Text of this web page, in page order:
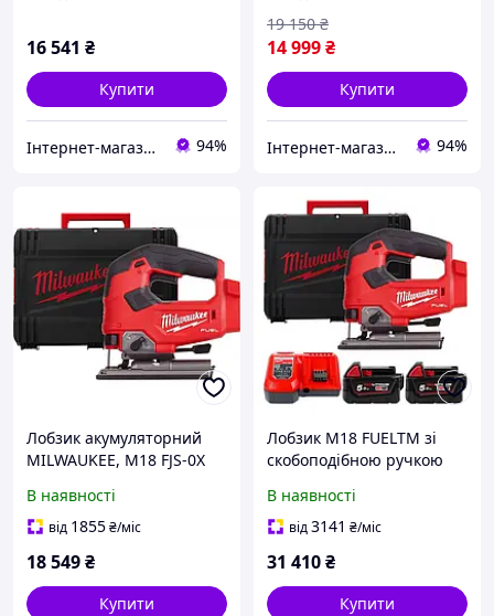
16 541 ₴
Купити
Інтернет-магазин будівельних інструментів та садової техніки VolynTools 94%
14 999₴
19 150 ₴
Купити
Інтернет-магазин будівельних інструментів та садової техніки VolynTools 94%
Лобзик акумуляторний
MILWAUKEE, M18 FJS-0X
В наявності
від 1855₴/міс
18 549₴
Купити
Лобзик M18 FUELTM зі
скобоподібною ручкою
В наявності
від3141 ₴/міс
31 410₴
Купити